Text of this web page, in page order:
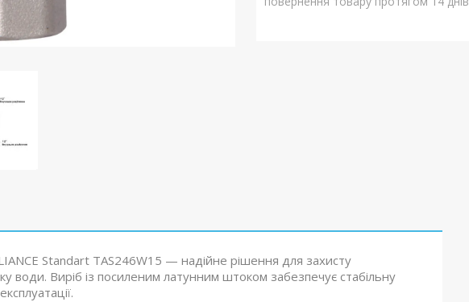
Standart TAS246W15 — надійне рішення для захисту
води. Виріб із посиленим латунним штоком забезпечує стабільну